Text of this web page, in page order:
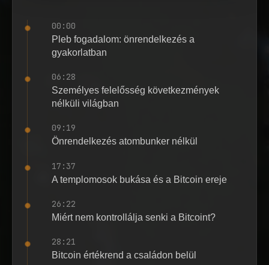
00:00
Pleb fogadalom: önrendelkezés a
gyakorlatban
06:28
Személyes felelősség következmények
nélküli világban
09:19
Önrendelkezés atombunker nélkül
17:37
A templomosok bukása és a Bitcoin ereje
26:22
Miért nem kontrollálja senki a Bitcoint?
28:21
Bitcoin értékrend a családon belül